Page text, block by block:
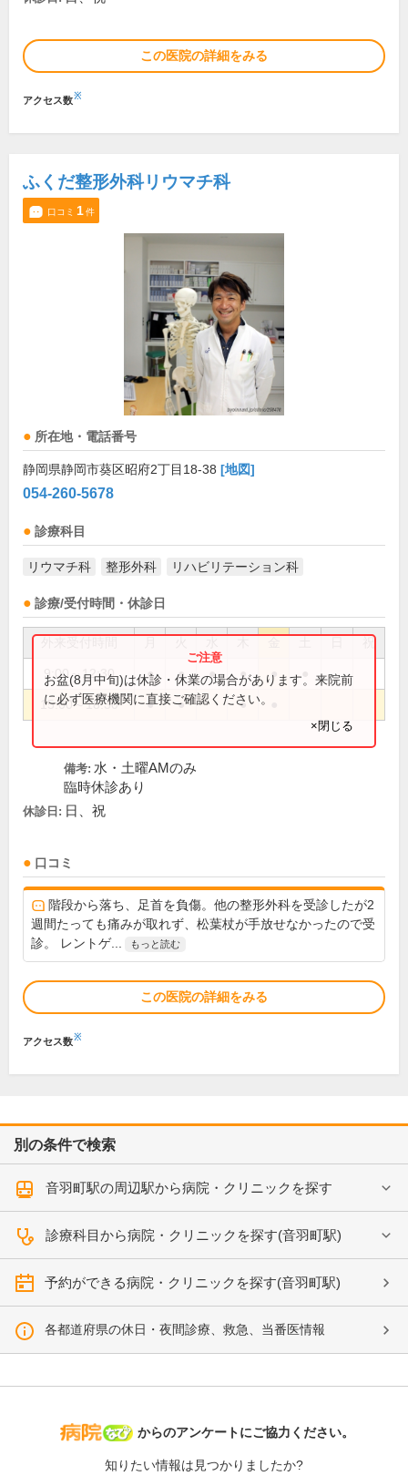
この医院の詳細をみる
アクセス数※
ふくだ整形外科リウマチ科
口コミ 1件
所在地・電話番号
静岡県静岡市葵区昭府2丁目18-38 [地図]
054-260-5678
診療科目
リウマチ科 整形外科 リハビリテーション科
診療/受付時間・休診日
祝
9:00～12:30 ● ● ● ● ●
15:00～18:30 ● ● ●
お盆(8月中旬)は休診・休業の場合があります。来院前
に必ず医療機関に直接ご確認ください。
×閉じる
備考: 水・土曜AMのみ
臨時休診あり
休診日: 日、祝
口コミ
階段から落ち、足首を負傷。他の整形外科を受診したが2
週間たっても痛みが取れず、松葉杖が手放せなかったので受
診。 レントゲ...
もっと読む
この医院の詳細をみる
アクセス数※
別の条件で検索
音羽町駅の周辺駅から病院・クリニックを探す
診療科目から病院・クリニックを探す(音羽町駅)
予約ができる病院・クリニックを探す(音羽町駅)
各都道府県の休日・夜間診療、救急、当番医情報
病院なび
からのアンケートにご協力ください。
知りたい情報は見つかりましたか?